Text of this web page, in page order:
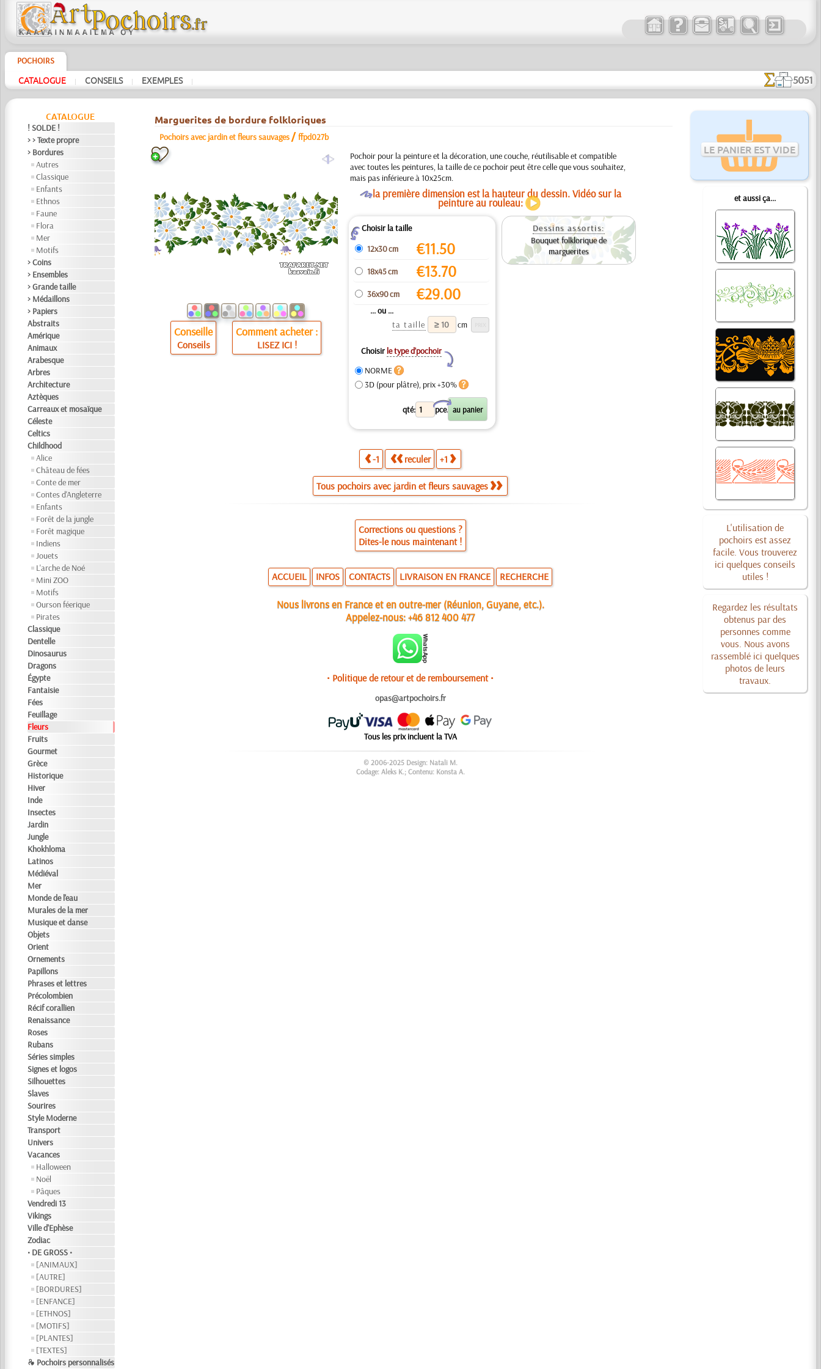
POCHOIRS
CATALOGUE | CONSEILS | EXEMPLES | 5051
CATALOGUE
! SOLDE !
> > Texte propre
> Bordures
Autres
Classique
Enfants
Ethnos
Faune
Flora
Mer
Motifs
> Coins
> Ensembles
> Grande taille
> Médaillons
> Papiers
Abstraits
Amérique
Animaux
Arabesque
Arbres
Architecture
Aztèques
Carreaux et mosaïque
Céleste
Celtics
Childhood
Alice
Château de fées
Conte de mer
Contes d'Angleterre
Enfants
Forêt de la jungle
Forêt magique
Indiens
Jouets
L'arche de Noé
Mini ZOO
Motifs
Ourson féerique
Pirates
Classique
Dentelle
Dinosaurus
Dragons
Égypte
Fantaisie
Fées
Feuillage
Fleurs
Fruits
Gourmet
Grèce
Historique
Hiver
Inde
Insectes
Jardin
Jungle
Khokhloma
Latinos
Médiéval
Mer
Monde de l'eau
Murales de la mer
Musique et danse
Objets
Orient
Ornements
Papillons
Phrases et lettres
Précolombien
Récif corallien
Renaissance
Roses
Rubans
Séries simples
Signes et logos
Silhouettes
Slaves
Sourires
Style Moderne
Transport
Univers
Vacances
Halloween
Noël
Pâques
Vendredi 13
Vikings
Ville d'Ephèse
Zodiac
• DE GROSS •
[ANIMAUX]
[AUTRE]
[BORDURES]
[ENFANCE]
[ETHNOS]
[MOTIFS]
[PLANTES]
[TEXTES]
❧ Pochoirs personnalisés
LE PANIER EST VIDE
et aussi ça...
L'utilisation de
pochoirs est assez
facile. Vous trouverez
ici quelques conseils
utiles !
Regardez les résultats
obtenus par des
personnes comme
vous. Nous avons
rassemblé ici quelques
photos de leurs
travaux.
Marguerites de bordure folkloriques
Pochoirs avec jardin et fleurs sauvages /ffpd027b
a
Conseille
Conseils
Comment acheter :
LISEZ ICI !
Pochoir pour la peinture et la décoration, une couche, réutilisable et compatible
avec toutes les peintures, la taille de ce pochoir peut être celle que vous souhaitez,
mais pas inférieure à 10x25cm.
Ola première dimension est la hauteur du dessin. Vidéo sur la
peinture au rouleau:
ZChoisir la taille
12x30 cm
€11.50
18x45 cm €13.70
36x90 cm €29.00
... ou ...
ta taille
cm
Choisir le type d’pochoir
Y
NORME
3D (pour plâtre), prix +30%
qté: pce.
X
Dessins assortis:
Bouquet folklorique de
marguerites
-1 reculer +1
Tous pochoirs avec jardin et fleurs sauvages
Corrections ou questions ?
Dites-le nous maintenant !
ACCUEIL INFOS CONTACTS LIVRAISON EN FRANCE RECHERCHE
Nous livrons en France et en outre-mer (Réunion, Guyane, etc.).
Appelez-nous:+46 812 400 477
• Politique de retour et de remboursement •
opas@artpochoirs.fr
Tous les prix incluent la TVA
© 2006-2025 Design: Natali M.
Codage: Aleks K.; Contenu: Konsta A.